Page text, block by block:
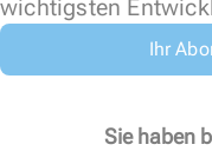
wichtigsten
Ihr
Sie haben